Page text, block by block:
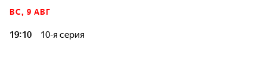
на экзотических домашних животных возникает серьезная
чем кормить, и каких сюрпризов ждать.
ВС, 9 АВГ
19:10 10-я серия